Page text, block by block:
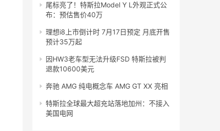
尾标亮了！特斯拉Model Y L外观正式公
布：预估售价40万
理想i8上市倒计时 7月17日预定 月底开售
预计35万起
因HW3老车型无法升级FSD 特斯拉被判
退款10600美元
奔驰 AMG 纯电概念车 AMG GT XX 亮相
特斯拉全球最大超充站落地加州：不接入
美国电网